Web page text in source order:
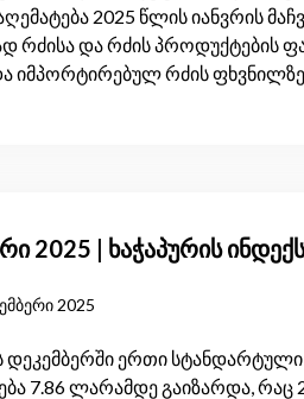
2025 წლის იანვრის
რძისა და რძის პროდუქტების
იმპორტირებულ რძის
2025 | ხაჭაპურის
2025
დეკემბერში ერთი
7.86 ლარამდე გაიზარდა, რაც